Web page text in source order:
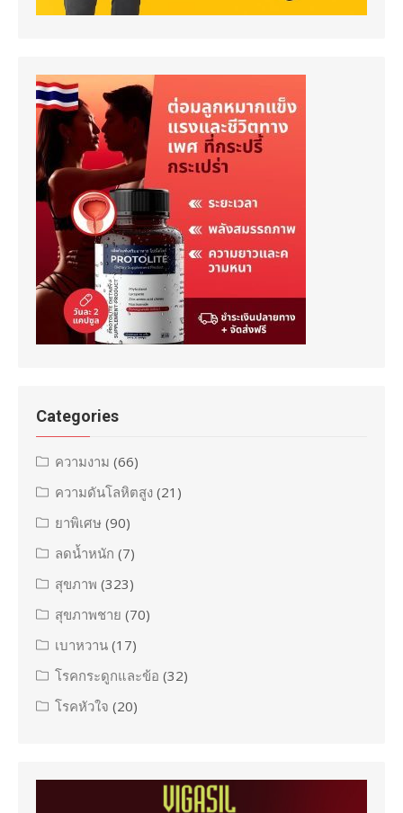
Categories
ความงาม (66)
ความดันโลหิตสูง (21)
ยาพิเศษ (90)
ลดน้ำหนัก (7)
สุขภาพ (323)
สุขภาพชาย (70)
เบาหวาน (17)
โรคกระดูกและข้อ (32)
โรคหัวใจ (20)